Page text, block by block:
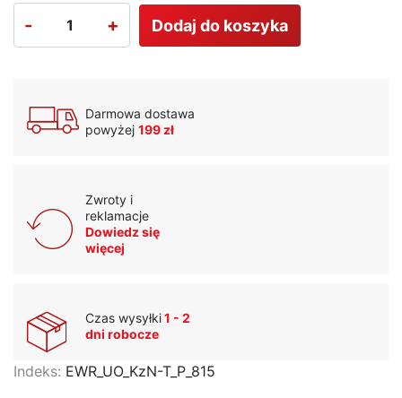
- + Dodaj do koszyka
Darmowa dostawa
powyżej 199 zł
Zwroty i
reklamacje
Dowiedz się
więcej
Czas wysyłki1 - 2
dni robocze
Indeks: EWR_UO_KzN-T_P_815